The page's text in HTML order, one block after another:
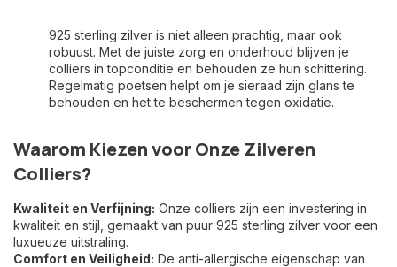
925 sterling zilver is niet alleen prachtig, maar ook
robuust. Met de juiste zorg en onderhoud blijven je
colliers in topconditie en behouden ze hun schittering.
Regelmatig poetsen helpt om je sieraad zijn glans te
behouden en het te beschermen tegen oxidatie.
Waarom Kiezen voor Onze Zilveren
Colliers?
Kwaliteit en Verfijning: Onze colliers zijn een investering in
kwaliteit en stijl, gemaakt van puur 925 sterling zilver voor een
luxueuze uitstraling.
Comfort en Veiligheid: De anti-allergische eigenschap van